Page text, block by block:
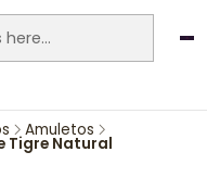
Amuletos
Tigre Natural